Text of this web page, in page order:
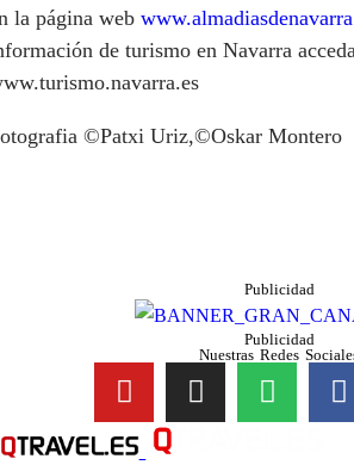
la página web
de turismo en Navarra
©Patxi Uriz,©Oskar Montero
Publicidad
Publicidad
Nuestras Redes